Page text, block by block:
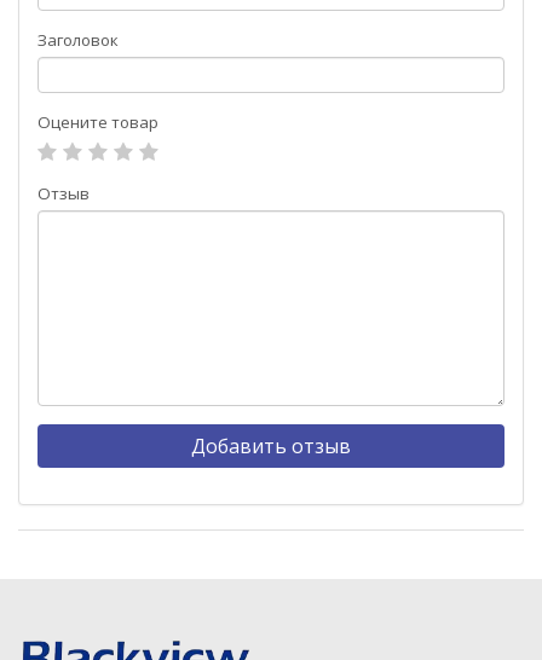
Заголовок
Оцените товар
Отзыв